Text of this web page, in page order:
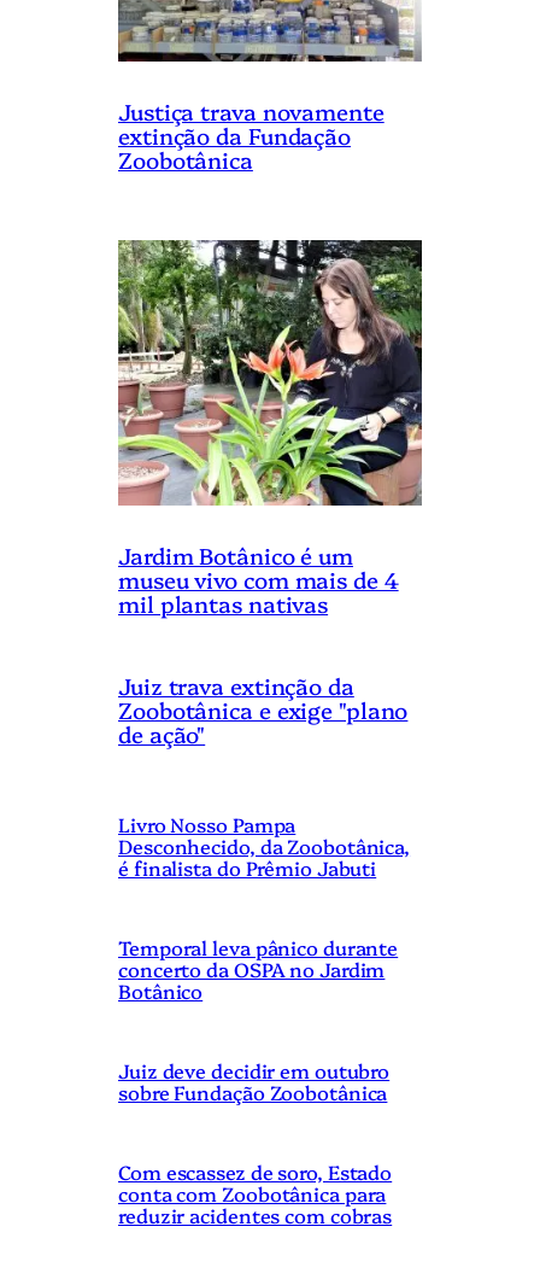
Justiça trava novamente
extinção da Fundação
Zoobotânica
Jardim Botânico é um
museu vivo com mais de 4
mil plantas nativas
Juiz trava extinção da
Zoobotânica e exige "plano
de ação"
Livro Nosso Pampa
Desconhecido, da Zoobotânica,
é finalista do Prêmio Jabuti
Temporal leva pânico durante
concerto da OSPA no Jardim
Botânico
Juiz deve decidir em outubro
sobre Fundação Zoobotânica
Com escassez de soro, Estado
conta com Zoobotânica para
reduzir acidentes com cobras